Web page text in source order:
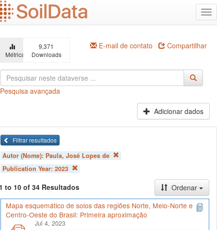
Ir
para
o
principal
Métricas
9,371
Downloads
E-mail de contato Compartilhar
Pesquisa avançada
Adicionar dados
Filtrar resultados
Autor (Nome): Paula, José Lopes de
Publication Year: 2023
to 10 of 34 Resultados
Ordenar
Mapa esquemático de solos das regiões Norte, Meio-Norte e
Centro-Oeste do Brasil: Primeira aproximação
Jul 4, 2023